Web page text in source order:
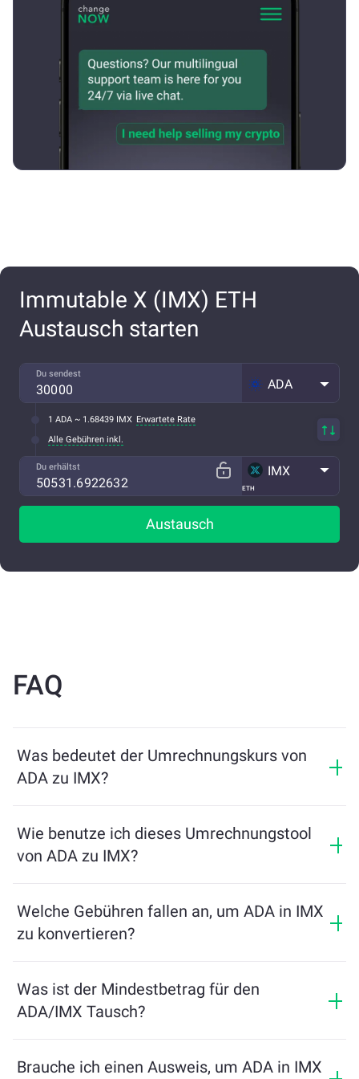
Immutable X (IMX) ETH
Austausch starten
Du sendest
ADA
1 ADA ~ 1.68439 IMX Erwartete Rate
Alle Gebühren inkl.
Du erhältst
ETH
IMX
Austausch
FAQ
Was bedeutet der Umrechnungskurs von
ADA zu IMX?
Austausch für ADA erhalten. Dieser Kurs schwankt je
nach Marktbedingungen, Angebot und Nachfrage
Wie benutze ich dieses Umrechnungstool
von ADA zu IMX?
tauschen möchten, und das Tool berechnet die
geschätzte Menge an IMX, die Sie erhalten. Folgen Sie
Welche Gebühren fallen an, um ADA in IMX
zu konvertieren?
Liquidität und Marktbedingungen. ChangeNOW bietet
wettbewerbsfähige Preise ohne versteckte Gebühren,
Was ist der Mindestbetrag für den
ADA/IMX Tausch?
und der Liquidität ab. Die Plattform berechnet
Brauche ich einen Ausweis, um ADA in IMX